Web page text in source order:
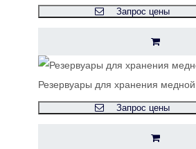
Запрос цены
Резервуары для хранения
Запрос цены